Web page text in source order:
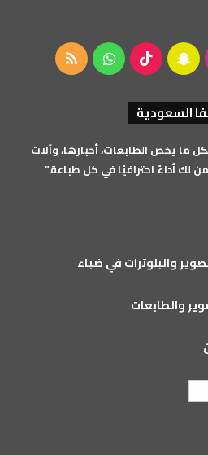
انستقرامسناب ‫TikTok واتساب ملخص
السعودية
ما يخص الطابعات، أحبارها، وآلات
لك أداءً احترافيًا في كل طباعة.”
والبلوترات في ضباء
والطابعات